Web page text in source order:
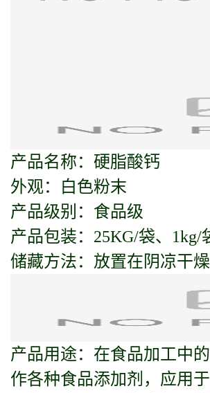
产品名称：硬脂酸钙
外观：白色粉末
产品级别：食品级
产品包装：25KG/袋、1kg/
储藏方法：放置在阴凉干
产品用途：在食品加工中
作各种食品添加剂，应用